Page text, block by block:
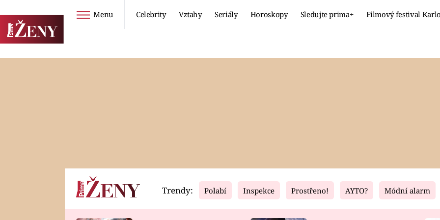
Menu Celebrity Vztahy Seriály Horoskopy Sledujte prima+ Filmový festival
Horoskopy Video Fresh Living
Trendy: Polabí Inspekce Prostřeno! AYTO? Módní alarm